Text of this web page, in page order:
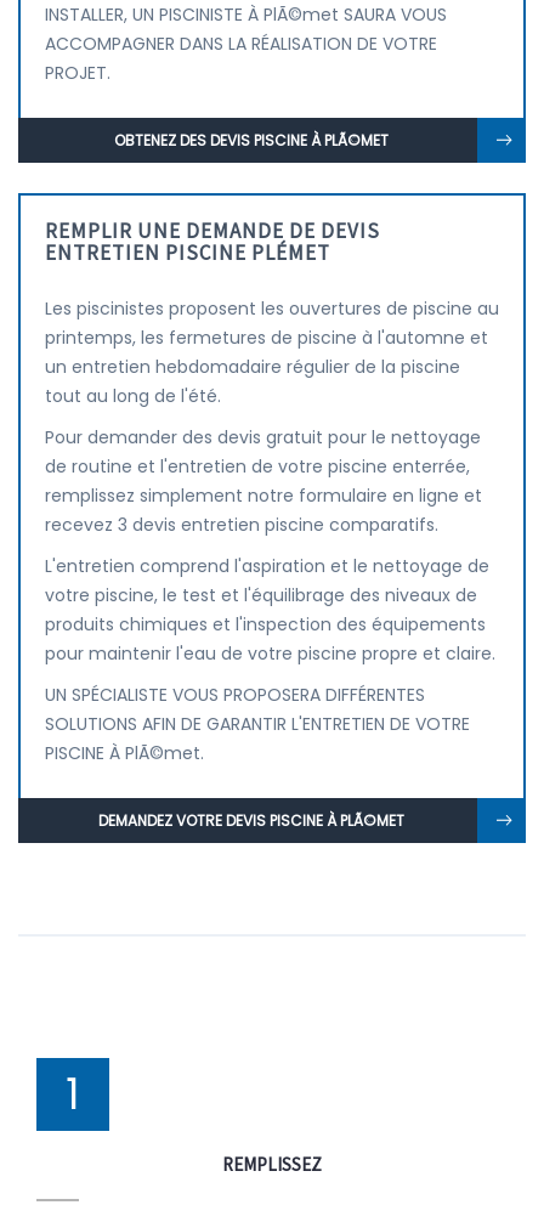
INSTALLER, UN PISCINISTE À PlÃ©met SAURA VOUS
ACCOMPAGNER DANS LA RÉALISATION DE VOTRE
PROJET.
OBTENEZ DES DEVIS PISCINE À PLÃ©MET
REMPLIR UNE DEMANDE DE DEVIS
ENTRETIEN PISCINE PLÉMET
Les piscinistes proposent les ouvertures de piscine au
printemps, les fermetures de piscine à l'automne et
un entretien hebdomadaire régulier de la piscine
tout au long de l'été.
Pour demander des devis gratuit pour le nettoyage
de routine et l'entretien de votre piscine enterrée,
remplissez simplement notre formulaire en ligne et
recevez 3 devis entretien piscine comparatifs.
L'entretien comprend l'aspiration et le nettoyage de
votre piscine, le test et l'équilibrage des niveaux de
produits chimiques et l'inspection des équipements
pour maintenir l'eau de votre piscine propre et claire.
UN SPÉCIALISTE VOUS PROPOSERA DIFFÉRENTES
SOLUTIONS AFIN DE GARANTIR L'ENTRETIEN DE VOTRE
PISCINE À PlÃ©met.
DEMANDEZ VOTRE DEVIS PISCINE À PLÃ©MET
1
REMPLISSEZ